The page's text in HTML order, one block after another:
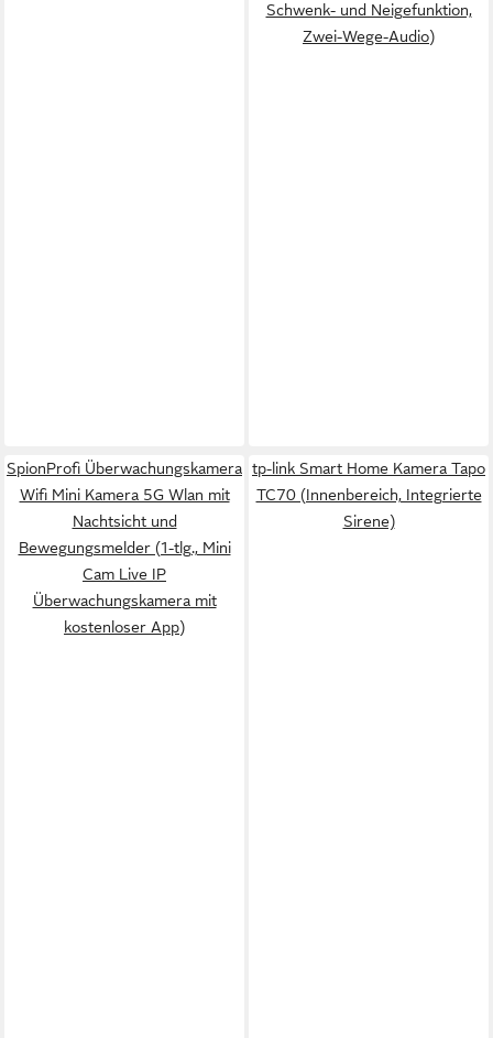
Schwenk- und Neigefunktion,
Zwei-Wege-Audio)
SpionProfi Überwachungskamera
Wifi Mini Kamera 5G Wlan mit
Nachtsicht und
Bewegungsmelder (1-tlg., Mini
Cam Live IP
Überwachungskamera mit
kostenloser App)
tp-link Smart Home Kamera Tapo
TC70 (Innenbereich, Integrierte
Sirene)